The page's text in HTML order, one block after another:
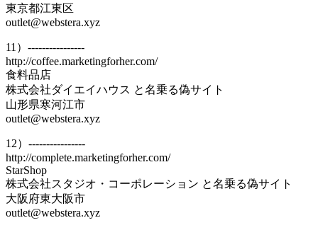
東京都江東区
outlet@webstera.xyz
11）----------------
http://coffee.marketingforher.com/
食料品店
株式会社ダイエイハウス と名乗る偽サイト
山形県寒河江市
outlet@webstera.xyz
12）----------------
http://complete.marketingforher.com/
StarShop
株式会社スタジオ・コーポレーション と名乗る偽サイト
大阪府東大阪市
outlet@webstera.xyz